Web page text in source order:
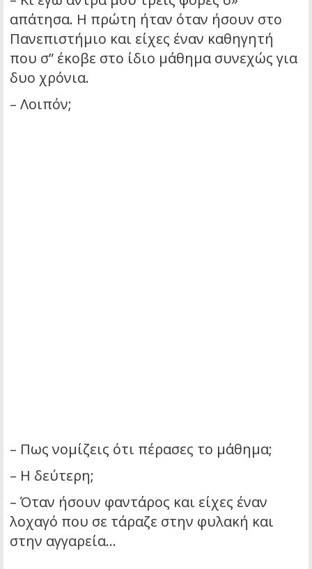
απάτησα. Η πρώτη ήταν όταν ήσουν στο
Πανεπιστήμιο και είχες έναν καθηγητή
που σ” έκοβε στο ίδιο μάθημα συνεχώς για
δυο χρόνια.
– Λοιπόν;
– Πως νομίζεις ότι πέρασες το μάθημα;
– Η δεύτερη;
– Όταν ήσουν φαντάρος και είχες έναν
λοχαγό που σε τάραζε στην φυλακή και
στην αγγαρεία…